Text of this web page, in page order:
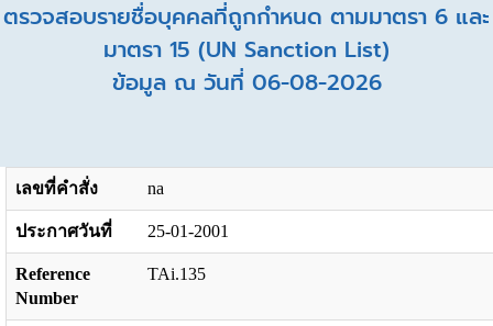
ตรวจสอบรายชื่อบุคคลที่ถูกกำหนด ตามมาตรา 6 และ
มาตรา 15 (UN Sanction List)
ข้อมูล ณ วันที่ 06-08-2026
เลขที่คำสั่ง na
ประกาศวันที่ 25-01-2001
Reference
Number
TAi.135